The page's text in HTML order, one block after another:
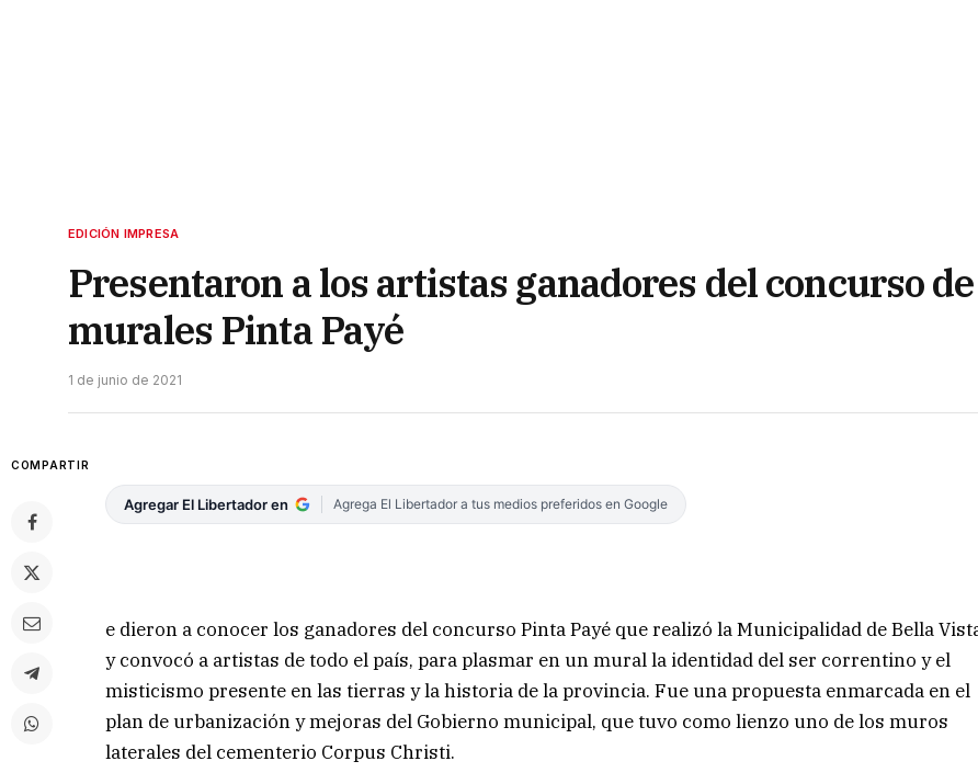
EDICIÓN IMPRESA
Presentaron a los artistas ganadores del concurso de
murales Pinta Payé
1 de junio de 2021
COMPARTIR
Agregar El Libertador en Agrega El Libertador a tus medios preferidos en Google
e dieron a conocer los ganadores del concurso Pinta Payé que realizó la Municipalidad de Bella
y convocó a artistas de todo el país, para plasmar en un mural la identidad del ser correntino y el
misticismo presente en las tierras y la historia de la provincia. Fue una propuesta enmarcada en el
plan de urbanización y mejoras del Gobierno municipal, que tuvo como lienzo uno de los muros
laterales del cementerio Corpus Christi.